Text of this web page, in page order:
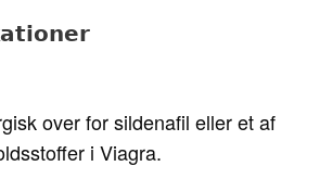
over for sildenafil eller et af
i Viagra.